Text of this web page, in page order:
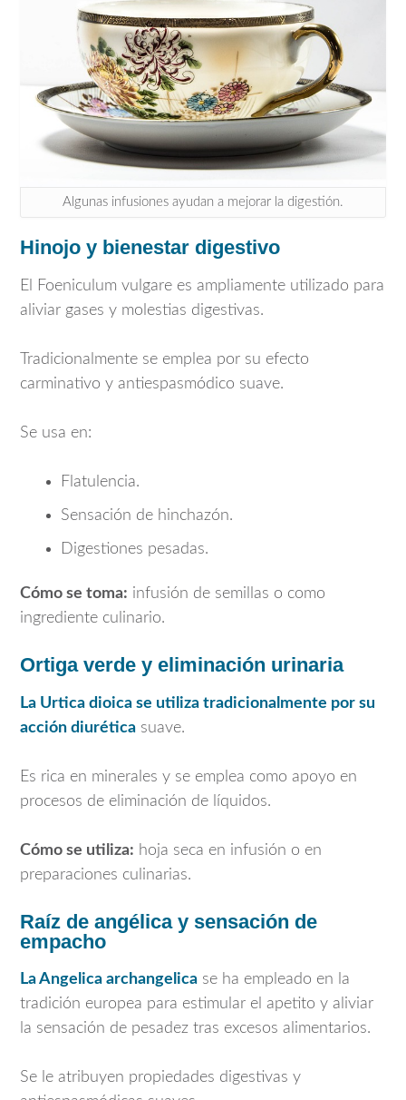
Algunas infusiones ayudan a mejorar la digestión.
Hinojo y bienestar digestivo
El Foeniculum vulgare es ampliamente utilizado para
aliviar gases y molestias digestivas.
Tradicionalmente se emplea por su efecto
carminativo y antiespasmódico suave.
Se usa en:
Flatulencia.
Sensación de hinchazón.
Digestiones pesadas.
Cómo se toma: infusión de semillas o como
ingrediente culinario.
Ortiga verde y eliminación urinaria
La Urtica dioica se utiliza tradicionalmente por su
acción diurética suave.
Es rica en minerales y se emplea como apoyo en
procesos de eliminación de líquidos.
Cómo se utiliza: hoja seca en infusión o en
preparaciones culinarias.
Raíz de angélica y sensación de
empacho
LaAngelica archangelica se ha empleado en la
tradición europea para estimular el apetito y aliviar
la sensación de pesadez tras excesos alimentarios.
Se le atribuyen propiedades digestivas y